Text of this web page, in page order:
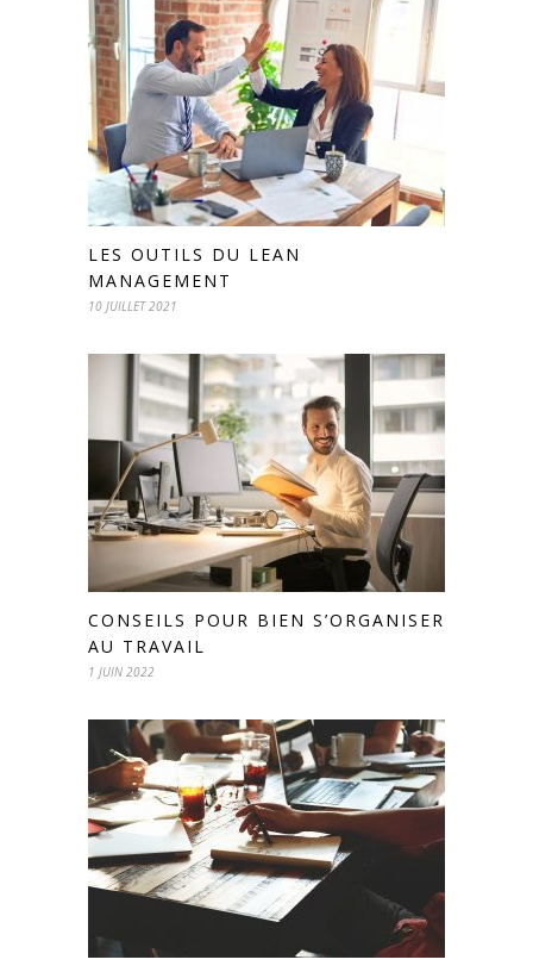
LES OUTILS DU LEAN
MANAGEMENT
10 JUILLET 2021
CONSEILS POUR BIEN S’ORGANISER
AU TRAVAIL
1 JUIN 2022